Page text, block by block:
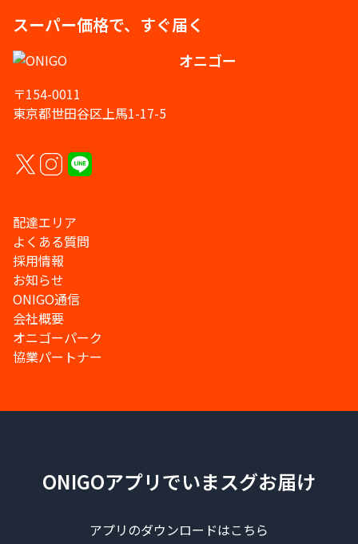
スーパー価格で、すぐ届く
オニゴー
〒154-0011
東京都世田谷区上馬1-17-5
配達エリア
よくある質問
採用情報
お知らせ
ONIGO通信
会社概要
オニゴーパーク
協業パートナー
ONIGOアプリでいまスグお届け
アプリのダウンロードはこちら